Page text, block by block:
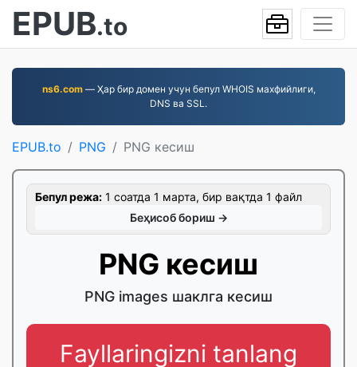
EPUB.to
ns6.com— Ҳар бир домен учун бепул WHOIS махфийлиги,
DNS ва SSL.
EPUB.to PNG PNG кесиш
Бепул режа: 1 соатда 1 марта, бир вақтда 1 файл
Беҳисоб бориш →
PNG кесиш
PNG images шаклга кесиш
Fayllaringizni tanlang